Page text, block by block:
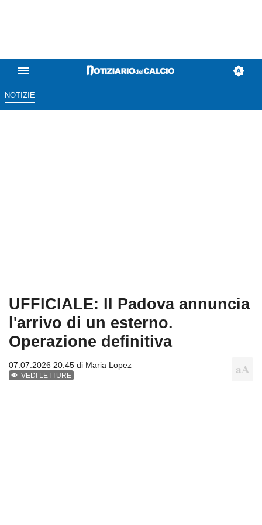
NOTIZIE
UFFICIALE: Il Padova annuncia
l'arrivo di un esterno.
Operazione definitiva
07.07.2026 20:45 di Maria Lopez
VEDI LETTURE